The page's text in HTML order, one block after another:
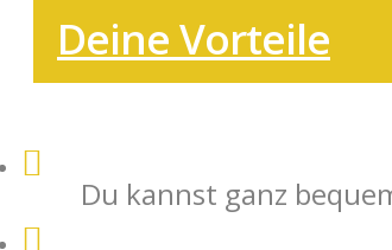
Deine Vorteile
Du kannst ganz